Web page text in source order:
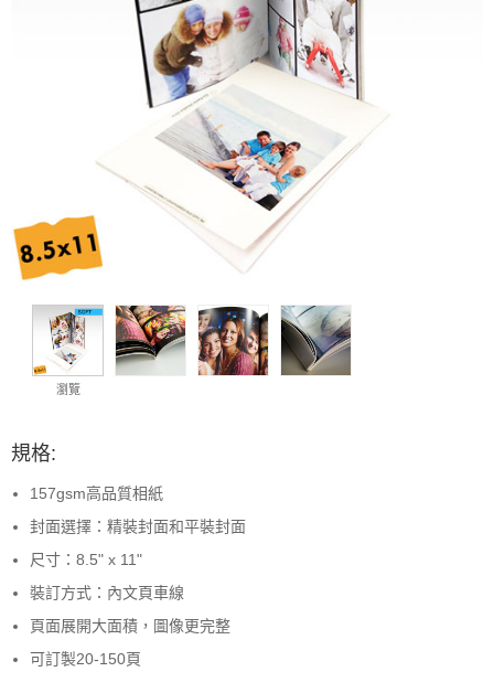
瀏覽
規格:
157gsm高品質相紙
封面選擇：精裝封面和平裝封面
尺寸：8.5" x 11"
裝訂方式：內文頁車線
頁面展開大面積，圖像更完整
可訂製20-150頁